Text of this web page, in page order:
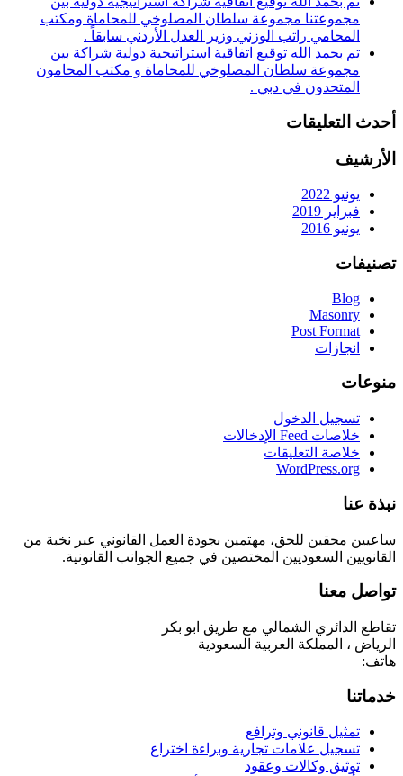
مجموعتنا مجموعة سلطان المصلوخي للمحاماة ومكتب
المحامي راتب الوزني وزير العدل الأردني سابقاً .
تم بحمد الله توقيع اتفاقية استراتيجية دولية شراكة بين
مجموعة سلطان المصلوخي للمحاماة و مكتب المحامون
المتحدون في دبي .
أحدث التعليقات
الأرشيف
يونيو 2022
فبراير 2019
يونيو 2016
تصنيفات
Blog
Masonry
Post Format
انجازات
منوعات
تسجيل الدخول
خلاصات Feed الإدخالات
خلاصة التعليقات
WordPress.org
نبذة عنا
ساعيين محقين للحق، مهتمين بجودة العمل القانوني عبر نخبة من
القانويين السعوديين المختصين في جميع الجوانب القانونية.
تواصل معنا
تقاطع الدائري الشمالي مع طريق ابو بكر
الرياض ، المملكة العربية السعودية
هاتف:
خدماتنا
تمثيل قانوني وترافع
تسجيل علامات تجارية وبراءة اختراع
توثيق وكالات وعقود